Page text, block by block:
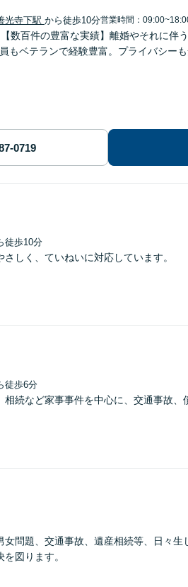
光寺下駅 から徒歩10分営業時間：
【数百件の豊富な実績】離婚やそれに
もベテランで経験豊富。プライバシー
徒歩10分
しく、ていねいに対応しています。
徒歩6分
相続など家事事件を中心に、交通事故
女問題、交通事故、遺産相続等、日々
図ります。